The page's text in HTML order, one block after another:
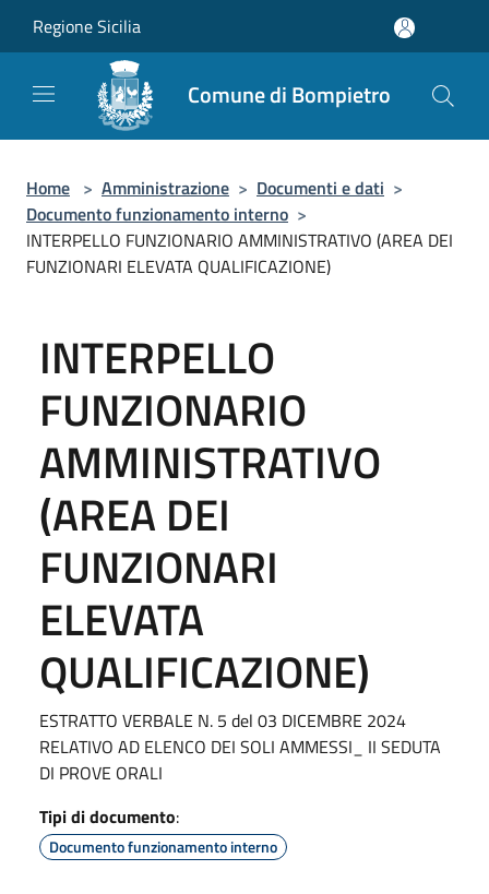
Regione Sicilia
Comune di Bompietro
Home > Amministrazione > Documenti e dati >
Documento funzionamento interno >
INTERPELLO FUNZIONARIO AMMINISTRATIVO (AREA DEI
FUNZIONARI ELEVATA QUALIFICAZIONE)
INTERPELLO
FUNZIONARIO
AMMINISTRATIVO
(AREA DEI
FUNZIONARI
ELEVATA
QUALIFICAZIONE)
ESTRATTO VERBALE N. 5 del 03 DICEMBRE 2024
RELATIVO AD ELENCO DEI SOLI AMMESSI_ II SEDUTA
DI PROVE ORALI
Tipi di documento:
Documento funzionamento interno